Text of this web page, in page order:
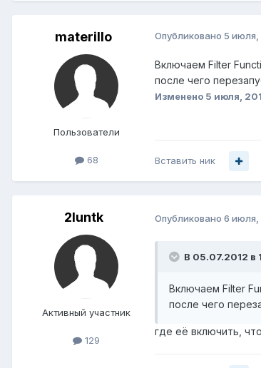
materillo
Пользователи
68
Опубликовано 5 июля,
Включаем Filter
после чего
Изменено 5 июля,
Вставить ник
2luntk
Активный участник
129
Опубликовано 6 июля,
В 05.07.2012 в
Включаем Filter
после чего
где её включить,